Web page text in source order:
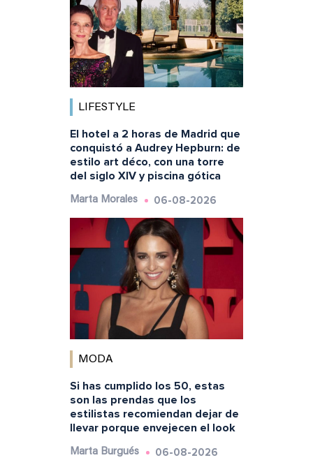
LIFESTYLE
El hotel a 2 horas de Madrid que
conquistó a Audrey Hepburn: de
estilo art déco, con una torre
del siglo XIV y piscina gótica
Marta Morales 06-08-2026
MODA
Si has cumplido los 50, estas
son las prendas que los
estilistas recomiendan dejar de
llevar porque envejecen el look
Marta Burgués 06-08-2026